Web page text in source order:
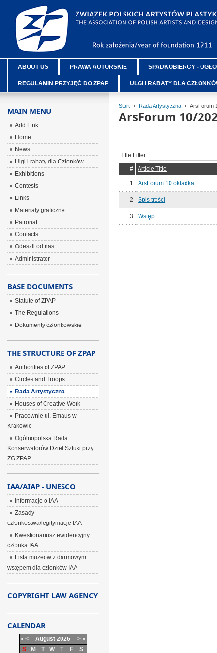
ABOUT US PRAWA AUTORSKIE SPADKOBIERCY -
REGULAMIN PRZYJĘĆ DO ZPAP ULGI i RABATY DLA
Start Rada Artystyczna ArsForum
ArsForum 10/
Title Filter
#
Article Title
1 ArsForum 10 okładka
2 Spis treści
3 Wstęp
MAIN MENU
Add Link
Home
News
Ulgi i rabaty dla Członków
Exhibitions
Contests
Links
Materiały graficzne
Patronat
Contacts
Odeszli od nas
Administrator
BASE DOCUMENTS
Statute of ZPAP
The Regulations
Dokumenty członkowskie
THE STRUCTURE OF ZPAP
Authorities of ZPAP
Circles and Troops
Rada Artystyczna
Houses of Creative Work
Pracownie ul. Emaus w
Krakowie
Ogólnopolska Rada
Konserwatorów Dzieł Sztuki przy
ZG ZPAP
IAA/AIAP - UNESCO
Informacje o IAA
Zasady
członkostwa/legitymacje IAA
Kwestionariusz ewidencyjny
członka IAA
Lista muzeów z darmowym
wstępem dla członków IAA
COPYRIGHT LAW AGENCY
CALENDAR
« < August 2026 > »
S
M T W T F
S